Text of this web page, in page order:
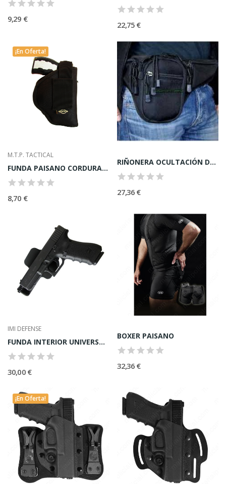
9,29 €
22,75 €
¡En Oferta!
M.T.P. TACTICAL
FUNDA PAISANO CORDURA NEGRA UNIVERSAL
8,70 €
RIÑONERA OCULTACIÓN DE ARMA
27,36 €
IMI DEFENSE
FUNDA INTERIOR UNIVERSAL PARA CAÑON LARGO
30,00 €
BOXER PAISANO
32,36 €
¡En Oferta!